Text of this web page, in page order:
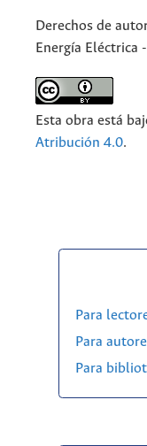
Derechos de
Energía Eléctrica
Esta obra está
Atribución 4.0.
Para
Para
Para